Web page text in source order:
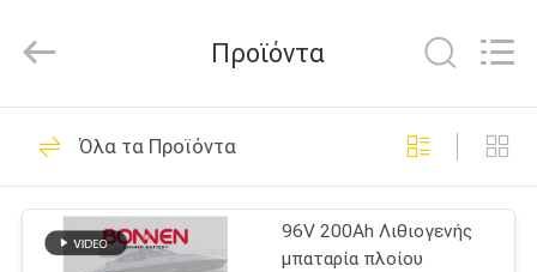
ΑΡΧΙΚΉ
ΣΕΛΊΔΑ
ΠΡΟΪΌΝΤΑ
Technology
Rights
Η μπαταρία λιθίου
πλοίου
36
Προϊόντα
Όλα τα Προϊόντα
96V 200Ah Λιθιογενής
μπαταρία πλοίου